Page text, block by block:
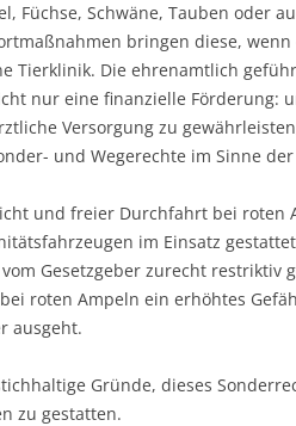
Füchse, Schwäne, Tauben oder
bringen diese,
Tierklinik. Die ehrenamtlich
nur eine finanzielle Förderung:
Versorgung zu
und Wegerechte im Sinne der
und freier Durchfahrt bei roten
im Einsatz
Gesetzgeber zurecht restriktiv
roten Ampeln ein erhöhtes
ausgeht.
Gründe, dieses
zu gestatten.